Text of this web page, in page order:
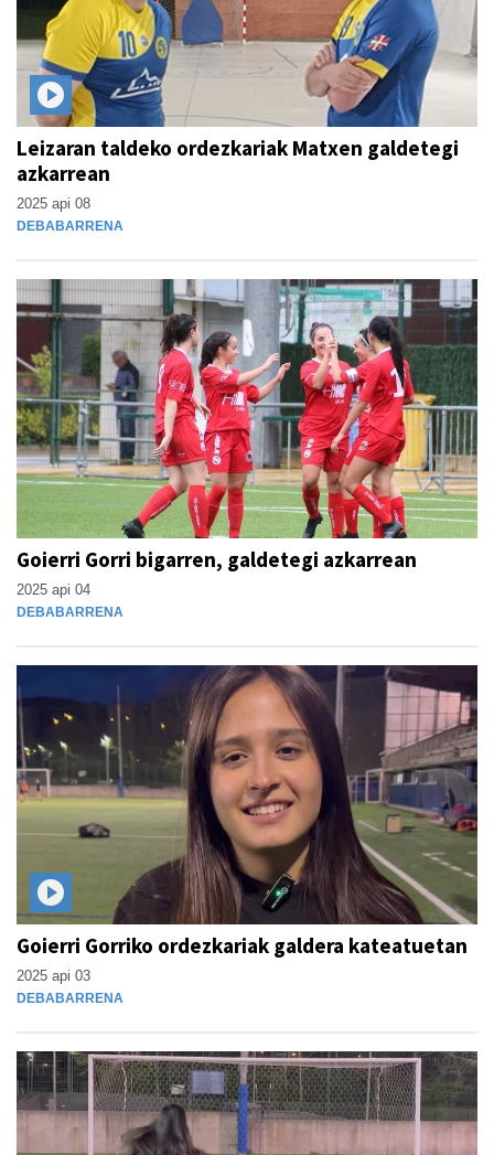
Leizaran taldeko ordezkariak Matxen galdetegi
azkarrean
2025 api 08
DEBABARRENA
Goierri Gorri bigarren, galdetegi azkarrean
2025 api 04
DEBABARRENA
Goierri Gorriko ordezkariak galdera kateatuetan
2025 api 03
DEBABARRENA